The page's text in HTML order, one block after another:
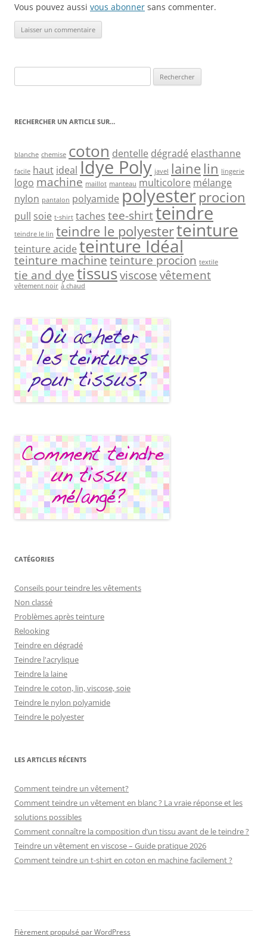
Vous pouvez aussi vous abonner sans commenter.
RECHERCHER UN ARTICLE SUR…
blanche chemise coton dentelle dégradé elasthanne
facile haut ideal Idye Poly javel laine lin lingerie
logo machine maillot manteau multicolore mélange
nylon pantalon polyamide polyester procion
pull soie t-shirt taches tee-shirtteindre
teindre le lin teindre le polyesterteinture
teinture acide teinture Idéal
teinture machineteinture procion textile
tie and dyetissusviscosevêtement
vêtement noir à chaud
CATÉGORIES
Conseils pour teindre les vêtements
Non classé
Problèmes après teinture
Relooking
Teindre en dégradé
Teindre l'acrylique
Teindre la laine
Teindre le coton, lin, viscose, soie
Teindre le nylon polyamide
Teindre le polyester
LES ARTICLES RÉCENTS
Comment teindre un vêtement?
Comment teindre un vêtement en blanc ? La vraie réponse et les
solutions possibles
Comment connaître la composition d’un tissu avant de le teindre ?
Teindre un vêtement en viscose – Guide pratique 2026
Comment teindre un t-shirt en coton en machine facilement ?
Fièrement propulsé par WordPress